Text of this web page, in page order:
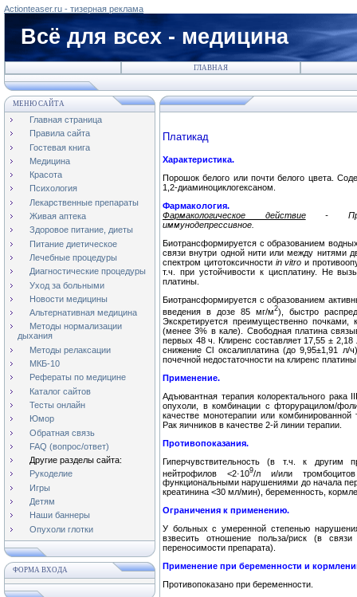
Actionteaser.ru - тизерная реклама
Всё для всех - медицина
ГЛАВНАЯ
МЕНЮ САЙТА
Главная страница
Правила сайта
Гостевая книга
Медицина
Красота
Психология
Лекарственные препараты
Живая аптека
Здоровое питание, диеты
Питание диетическое
Лечебные процедуры
Диагностические процедуры
Уход за больными
Новости медицины
Альтернативная медицина
Методы нормализации
дыхания
Методы релаксации
МКБ-10
Рефераты по медицине
Каталог сайтов
Тесты онлайн
Юмор
Обратная связь
FAQ (вопрос/ответ)
Другие разделы сайта:
Рукоделие
Игры
Детям
Наши баннеры
Опухоли глотки
ФОРМА ВХОДА
Платикад
Характеристика.
Порошок белого или почти белого цвета.
1,2-диаминоциклогексаном.
Фармакология.
Фармакологическое действие-
иммунодепрессивное
Биотрансформируется с образованием
связи внутри одной нити или между нитями
спектром цитотоксичности in vitro и
т.ч. при устойчивости к цисплатину. Не
платины.
Биотрансформируется с образованием
введения в дозе 85 мг/м2), быстро
Экскретируется преимущественно
(менее 3% в кале). Свободная платина
первых 48 ч. Клиренс составляет 17,55 ±
снижение Cl оксалиплатина (до 9,95±1,91
почечной недостаточности на клиренс
Применение.
Адъювантная терапия колоректального
опухоли, в комбинации с фторурацилом/
качестве монотерапии или
Рак яичников в качестве 2-й линии терапии.
Противопоказания.
Гиперчувствительность (в т.ч. к другим
нейтрофилов <2·109/л и/или тромбоцитов
функциональными нарушениями до начала
креатинина <30 мл/мин), беременность,
Ограничения к применению.
У больных с умеренной степенью
взвесить отношение польза/риск (в
переносимости препарата).
Применение при беременности и
Противопоказано при беременности.